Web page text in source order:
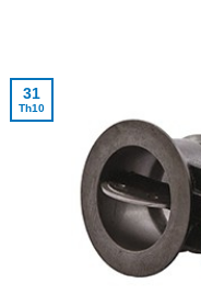
31
Th10